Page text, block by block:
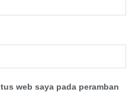
web saya pada peramban